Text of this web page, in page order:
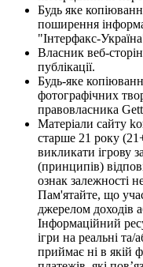
Будь яке
поширення
"Інтерфакс-
Власник веб-
публікації.
Будь-яке
фотографічних
правовласника
Матеріали сайту
старше 21 року
викликати ігрову
(принципів)
ознак залежності
Пам'ятайте, що
джерелом доходів
Інформаційний
ігри на реальні та/
приймає ні в якій